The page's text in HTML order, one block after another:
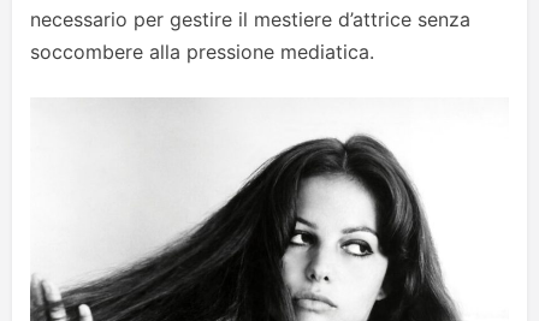
necessario per gestire il mestiere d’attrice senza
soccombere alla pressione mediatica.